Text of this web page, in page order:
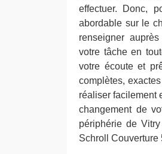
effectuer. Donc,
abordable sur le
renseigner
votre tâche en
votre écoute et
complètes,
réaliser facilement
changement de
périphérie de
Schroll Couverture